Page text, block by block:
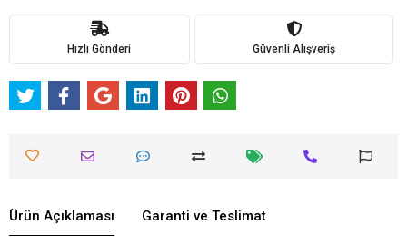
Hızlı Gönderi Güvenli Alışveriş
Ürün Açıklaması Garanti ve Teslimat